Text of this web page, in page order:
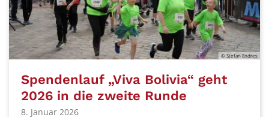
© Stefan Endres
Spendenlauf „Viva Bolivia“ geht
2026 in die zweite Runde
8. Januar 2026